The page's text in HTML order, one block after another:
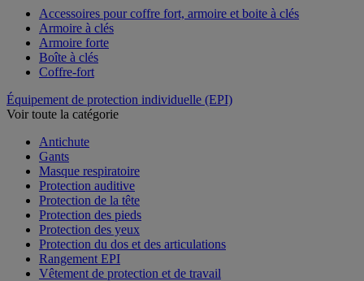
Accessoires pour coffre fort, armoire et boite à clés
Armoire à clés
Armoire forte
Boîte à clés
Coffre-fort
Équipement de protection individuelle (EPI)
Voir toute la catégorie
Antichute
Gants
Masque respiratoire
Protection auditive
Protection de la tête
Protection des pieds
Protection des yeux
Protection du dos et des articulations
Rangement EPI
Vêtement de protection et de travail